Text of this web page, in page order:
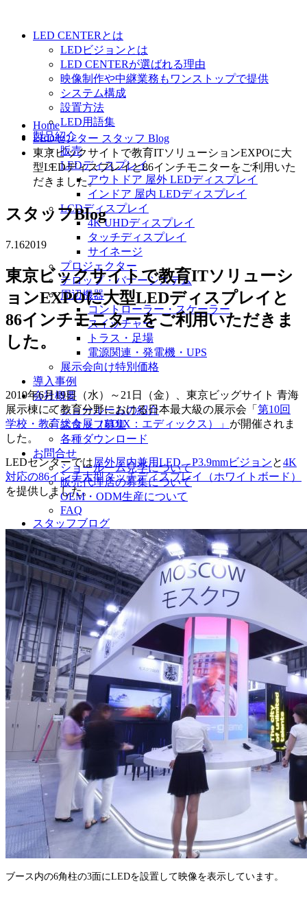
LED CENTERとは
LEDビジョンとは
LED CENTERが選ばれる理由
映像制作や中継業務もワンストップで提供
システム構成
設置方法
LED用語集
製品紹介
販売
LEDディスプレイ
アウトドア 屋外 LEDディスプレイ
インドア 屋内 LEDディスプレイ
LCDディスプレイ
4K UHDディスプレイ
タッチディスプレイ
サイネージ
プロジェクター
テロップ・バナーシステム
周辺機器
コントローラー・スケーラー
スイッチャー
トラス・足場
電源関連・発電機・UPS
展示会向け特別価格
導入事例
会社概要
ショールームの紹介
スタッフ募集
各種ダウンロード
お問合せ
ショールーム見学について
販売代理店の募集について
OEM・ODM生産について
FAQ
スタッフブログ
English
Home
LEDセンター スタッフ Blog
東京ビックサイトで教育ITソリューションEXPOに大
型LEDディスプレイと86インチモニターをご利用いた
だきました。
スタッフBlog
7.162019
東京ビックサイトで教育ITソリューシ
ョンEXPOに大型LEDディスプレイと
86インチモニターをご利用いただきま
した。
2019年6月19日（水）～21日（金）、東京ビッグサイト 青海
展示棟にて教育分野における日本最大級の展示会「 第10回
学校・教育総合展（EDIX：エディックス）」 が開催されま
した。
LEDセンターでは屋外屋内兼用LED P3.9mmビジョンと4K
対応の86インチ大型タッチディスプレイ（ホワイトボード）
を提供しました。
ブース内の6角柱の3面にLEDを設置して映像を表示しています。